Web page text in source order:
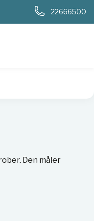
22666500
Den måler